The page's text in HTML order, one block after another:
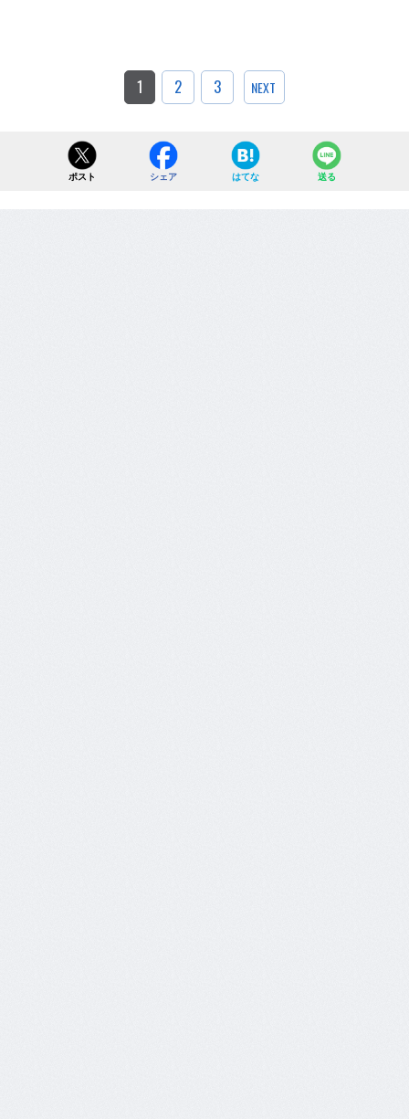
1 2 3 NEXT
ポスト シェア はてな 送る